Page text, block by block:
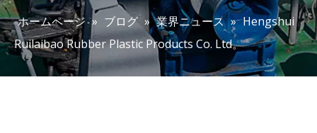
ホームページ » ブログ » 業界ニュース » Hengshui
Ruilaibao Rubber Plastic Products Co. Ltd。